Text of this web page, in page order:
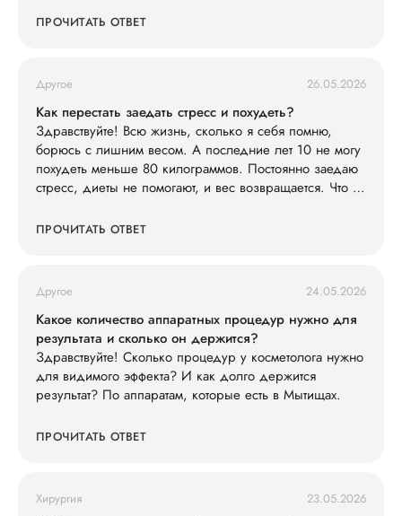
жмут), голова побаливает, но терпимо, давление дома
ПРОЧИТАТЬ ОТВЕТ
Другое 26.05.2026
Как перестать заедать стресс и похудеть?
Здравствуйте! Всю жизнь, сколько я себя помню,
борюсь с лишним весом. А последние лет 10 не могу
похудеть меньше 80 килограммов. Постоянно заедаю
стресс, диеты не помогают, и вес возвращается. Что со
ПРОЧИТАТЬ ОТВЕТ
Другое 24.05.2026
Какое количество аппаратных процедур нужно для
результата и сколько он держится?
Здравствуйте! Сколько процедур у косметолога нужно
для видимого эффекта? И как долго держится
результат? По аппаратам, которые есть в Мытищах.
ПРОЧИТАТЬ ОТВЕТ
Хирургия 23.05.2026